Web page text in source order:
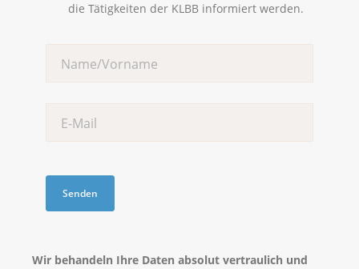
die Tätigkeiten der KLBB informiert werden.
Wir behandeln Ihre Daten absolut vertraulich und